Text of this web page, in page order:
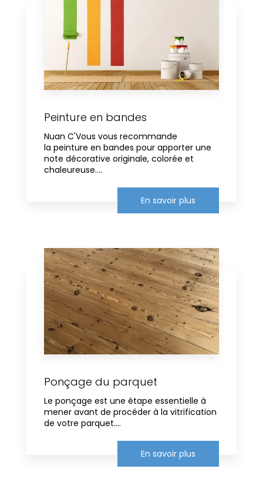
Peinture en bandes
Nuan C'Vous vous recommande
la peinture en bandes pour apporter une
note décorative originale, colorée et
chaleureuse....
En savoir plus
Ponçage du parquet
Le ponçage est une étape essentielle à
mener avant de procéder à la vitrification
de votre parquet....
En savoir plus